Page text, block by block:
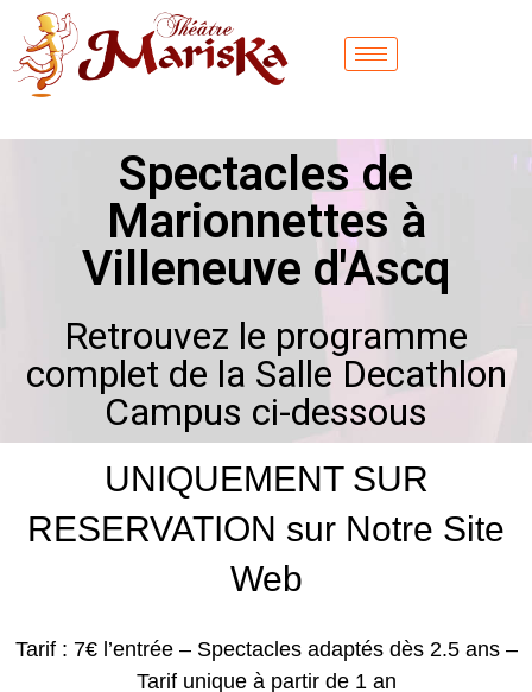
Spectacles de
Marionnettes à
Villeneuve d'Ascq
Retrouvez le programme
complet de la Salle Decathlon
Campus ci-dessous
UNIQUEMENT SUR
RESERVATION sur Notre Site
Web
Tarif : 7€ l’entrée – Spectacles adaptés dès 2.5 ans –
Tarif unique à partir de 1 an